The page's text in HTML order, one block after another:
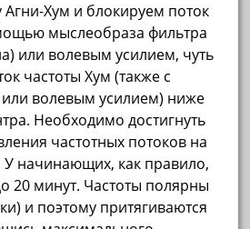
Агни-Хум и блокируем поток
мыслеобраза фильтра
или волевым усилием, чуть
частоты Хум (также с
волевым усилием) ниже
Необходимо достигнуть
частотных потоков на
начинающих, как правило,
20 минут. Частоты полярны
и поэтому притягиваются